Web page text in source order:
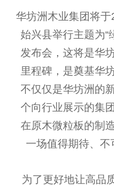
华坊洲木业集团将
始兴县举行主题为“
发布会，这将是华
里程碑，是奠基华
不仅仅是华坊洲的
个向行业展示的集
在原木微粒板的制
一场值得期待、不
为了更好地让高品